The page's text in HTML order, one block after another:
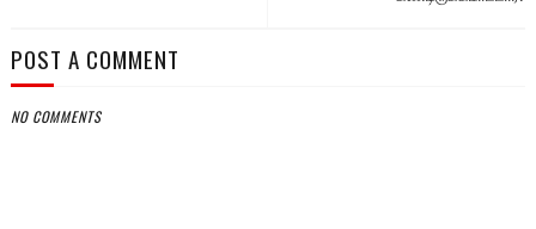
POST A COMMENT
NO COMMENTS